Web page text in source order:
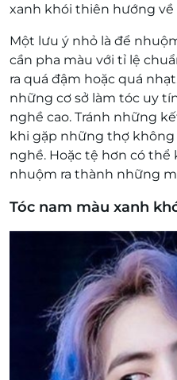
xanh khói thiên hướng về
Một lưu ý nhỏ là để
cần pha màu với tỉ lệ
ra quá đậm hoặc quá
những cơ sở làm tóc uy
nghề cao. Tránh những
khi gặp những thợ không
nghề. Hoặc tệ hơn có thể
nhuộm ra thành những
Tóc nam màu xanh